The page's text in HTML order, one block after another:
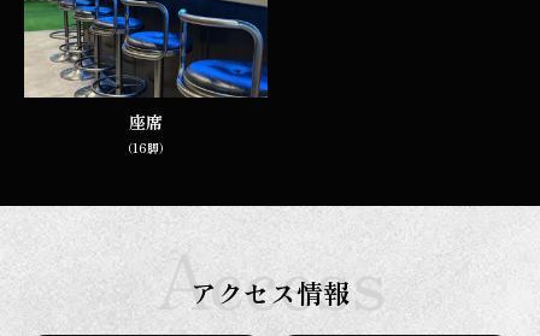
座席
（16脚）
アクセス情報